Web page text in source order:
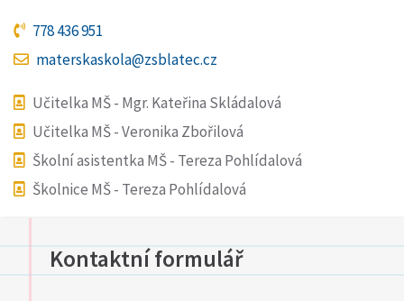
778 436 951
materskaskola@zsblatec.cz
Učitelka MŠ - Mgr. Kateřina Skládalová
Učitelka MŠ - Veronika Zbořilová
Školní asistentka MŠ - Tereza Pohlídalová
Školnice MŠ - Tereza Pohlídalová
Kontaktní formulář